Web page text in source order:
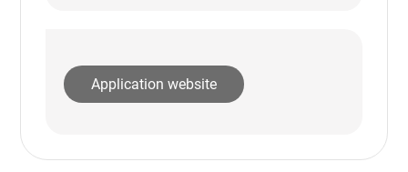
Application website